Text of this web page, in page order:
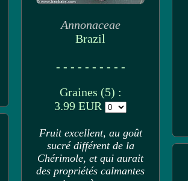
Annonaceae
Brazil
- - - - - - - - - -
Graines (5) :
3.99 EUR
Fruit excellent, au goût
sucré différent de la
Chérimole, et qui aurait
des propriétés calmantes